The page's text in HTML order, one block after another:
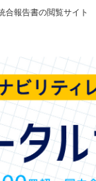
合報告書の閲覧サイト